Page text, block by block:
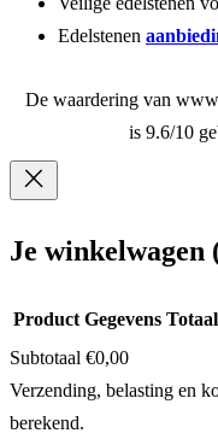
Edelstenen
De waardering van
is 9.6/10
Je winkelwagen
Producten
Product Gegevens Totaal
Subtotaal €0,00
Verzending, belasting en
berekend.